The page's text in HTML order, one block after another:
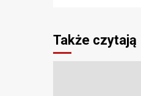
Także czytają